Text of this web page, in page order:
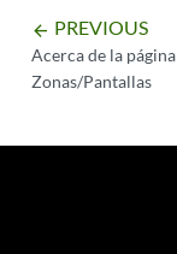
arrow_backward PREVIOUS
Acerca de la página
Zonas/Pantallas